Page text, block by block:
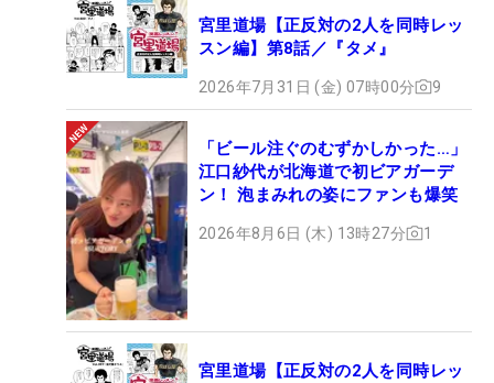
宮里道場【正反対の2人を同時レッ
スン編】第8話／『タメ』
2026年7月31日 (金) 07時00分 9
「ビール注ぐのむずかしかった…」
江口紗代が北海道で初ビアガーデ
ン！ 泡まみれの姿にファンも爆笑
2026年8月6日 (木) 13時27分 1
宮里道場【正反対の2人を同時レッ